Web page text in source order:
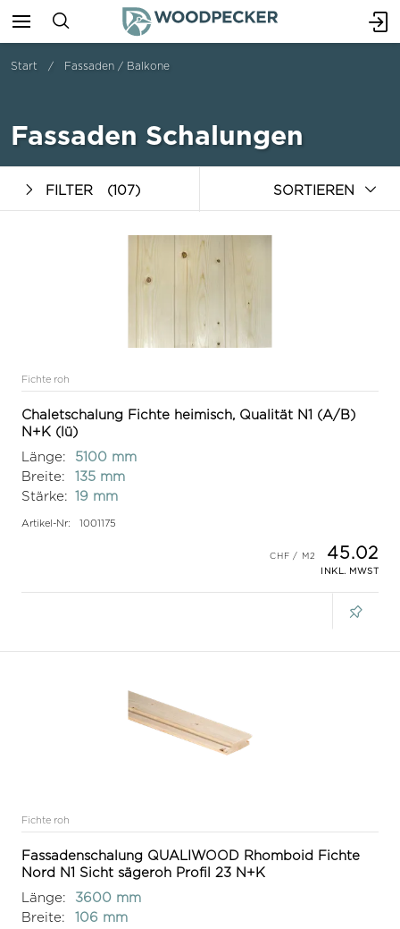
Start Fassaden / Balkone
Fassaden Schalungen
FILTER (107) SORTIEREN
Fichte roh
Chaletschalung Fichte heimisch, Qualität N1 (A/B)
N+K (lü)
Länge:
5100 mm
Breite:
135 mm
Stärke: 19 mm
Artikel-Nr: 1001175
45.02
INKL. MWST
Fichte roh
Fassadenschalung QUALIWOOD Rhomboid Fichte
Nord N1 Sicht sägeroh Profil 23 N+K
Länge:
3600 mm
Breite:
106 mm